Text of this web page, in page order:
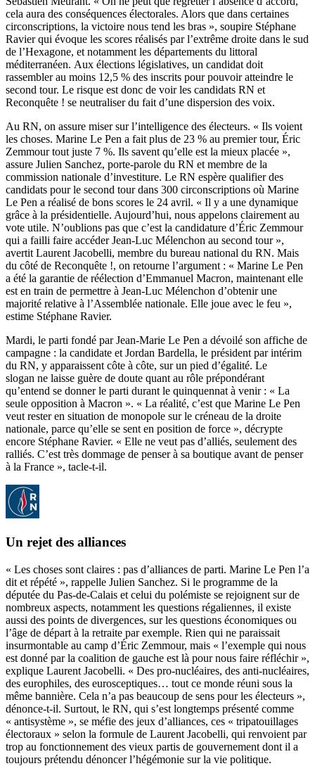
cela aura des conséquences électorales. Alors que dans certaines
circonscriptions, la victoire nous tend les bras », soupire Stéphane
Ravier qui évoque les scores réalisés par l’extrême droite dans le sud
de l’Hexagone, et notamment les départements du littoral
méditerranéen. Aux élections législatives, un candidat doit
rassembler au moins 12,5 % des inscrits pour pouvoir atteindre le
second tour. Le risque est donc de voir les candidats RN et
Reconquête ! se neutraliser du fait d’une dispersion des voix.
Au RN, on assure miser sur l’intelligence des électeurs. « Ils voient
les choses. Marine Le Pen a fait plus de 23 % au premier tour, Éric
Zemmour tout juste 7 %. Ils savent qu’elle est la mieux placée »,
assure Julien Sanchez, porte-parole du RN et membre de la
commission nationale d’investiture. Le RN espère qualifier des
candidats pour le second tour dans 300 circonscriptions où Marine
Le Pen a réalisé de bons scores le 24 avril. « Il y a une dynamique
grâce à la présidentielle. Aujourd’hui, nous appelons clairement au
vote utile. N’oublions pas que c’est la candidature d’Éric Zemmour
qui a failli faire accéder Jean-Luc Mélenchon au second tour »,
avertit Laurent Jacobelli, membre du bureau national du RN. Mais
du côté de Reconquête !, on retourne l’argument : « Marine Le Pen
a été la garantie de réélection d’Emmanuel Macron, maintenant elle
est en train de permettre à Jean-Luc Mélenchon d’obtenir une
majorité relative à l’Assemblée nationale. Elle joue avec le feu »,
estime Stéphane Ravier.
Mardi, le parti fondé par Jean-Marie Le Pen a dévoilé son affiche de
campagne : la candidate et Jordan Bardella, le président par intérim
du RN, y apparaissent côte à côte, sur un pied d’égalité. Le
slogan ne laisse guère de doute quant au rôle prépondérant
qu’entend se donner le parti durant le quinquennat à venir : « La
seule opposition à Macron ». « La réalité, c’est que Marine Le Pen
veut rester en situation de monopole sur le créneau de la droite
nationale, parce qu’elle se sent en position de force », décrypte
encore Stéphane Ravier. « Elle ne veut pas d’alliés, seulement des
ralliés. C’est très dommage de penser à sa boutique avant de penser
à la France », tacle-t-il.
Un rejet des alliances
« Les choses sont claires : pas d’alliances de parti. Marine Le Pen l’a
dit et répété », rappelle Julien Sanchez. Si le programme de la
députée du Pas-de-Calais et celui du polémiste se rejoignent sur de
nombreux aspects, notamment les questions régaliennes, il existe
aussi des points de divergences, sur les questions économiques ou
l’âge de départ à la retraite par exemple. Rien qui ne paraissait
insurmontable au camp d’Éric Zemmour, mais « l’exemple qui nous
est donné par la coalition de gauche est là pour nous faire réfléchir »,
explique Laurent Jacobelli. « Des pro-nucléaires, des anti-nucléaires,
des europhiles, des eurosceptiques… tout ce monde réuni sous la
même bannière. Cela n’a pas beaucoup de sens pour les électeurs »,
dénonce-t-il. Surtout, le RN, qui s’est longtemps présenté comme
« antisystème », se méfie des jeux d’alliances, ces « tripatouillages
électoraux » selon la formule de Laurent Jacobelli, qui renvoient par
trop au fonctionnement des vieux partis de gouvernement dont il a
toujours prétendu dénoncer l’hégémonie sur la vie politique.